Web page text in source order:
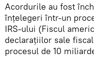
Acordurile au fost
înțelegeri într-un
IRS-ului (Fiscul
declarațiilor sale
procesul de 10